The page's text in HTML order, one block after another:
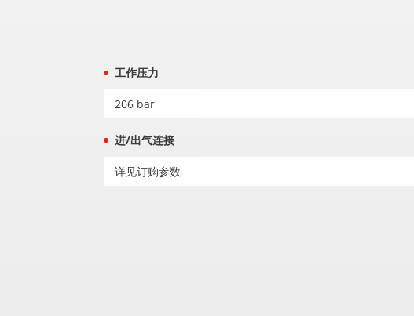
工作压力
206 bar
进/出气连接
详见订购参数